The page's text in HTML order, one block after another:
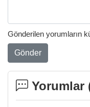
Gönderilen yorumların
Gönder
Yorumlar